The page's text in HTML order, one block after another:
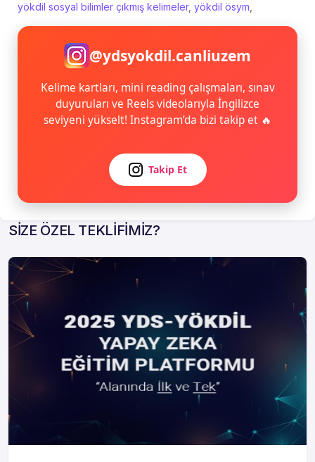
yökdil sosyal bilimler çıkmış kelimeler, yökdil ösym
@ydsyokdil.canliuzem
Kelime kartları, mini reading çalışmaları, sınav
duyuruları ve Reels videolarıyla İngilizce
seviyeni yükselt! Instagram’da bizi takip et 🔥
Takip Et
SİZE ÖZEL TEKLİFİMİZ?